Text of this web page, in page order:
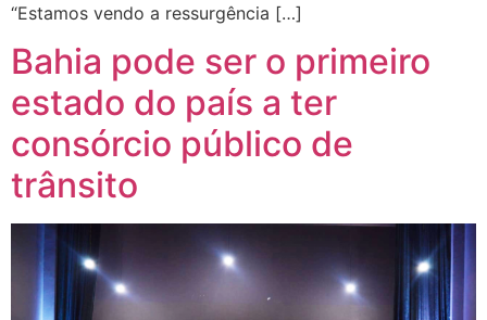
“Estamos vendo a ressurgência […]
Bahia pode ser o primeiro
estado do país a ter
consórcio público de
trânsito